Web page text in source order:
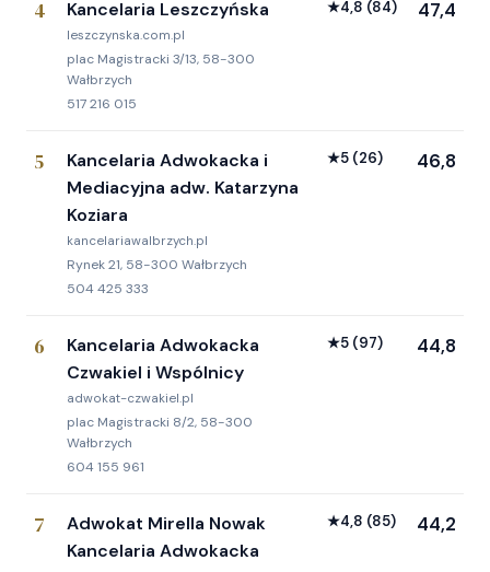
4 Kancelaria Leszczyńska
leszczynska.com.pl
plac Magistracki 3/13, 58-300
Wałbrzych
517 216 015
★4,8 (84) 47,4
5
Kancelaria Adwokacka i
Mediacyjna adw. Katarzyna
Koziara
kancelariawalbrzych.pl
Rynek 21, 58-300 Wałbrzych
504 425 333
★5 (26) 46,8
6
Kancelaria Adwokacka
Czwakiel i Wspólnicy
adwokat-czwakiel.pl
plac Magistracki 8/2, 58-300
Wałbrzych
604 155 961
★5 (97) 44,8
7
Adwokat Mirella Nowak
Kancelaria Adwokacka
★4,8 (85) 44,2